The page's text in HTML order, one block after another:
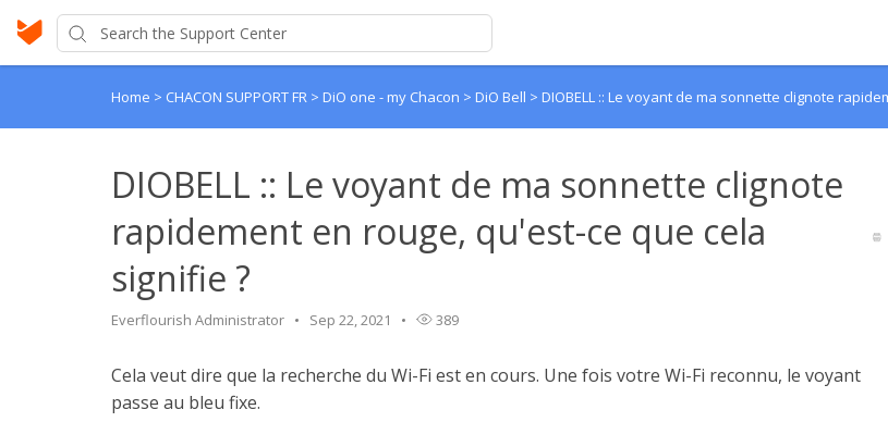
Home > CHACON SUPPORT FR > DiO one - my Chacon > DiO Bell > DIOBELL :: Le voyant de ma sonnette clignote
DIOBELL :: Le voyant de ma sonnette clignote
rapidement en rouge, qu'est-ce que cela
signifie ?
Everflourish Administrator Sep 22, 2021 389
Cela veut dire que la recherche du Wi-Fi est en cours. Une fois votre Wi-Fi reconnu, le voyant
passe au bleu fixe.